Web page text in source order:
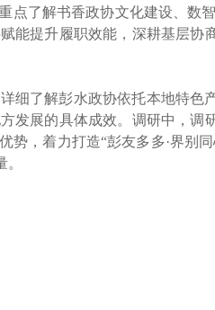
了解书香政协文化建设、数
能提升履职效能，深耕基层协
细了解彭水政协依托本地特色
发展的具体成效。调研中，调
，着力打造“彭友多多·界别